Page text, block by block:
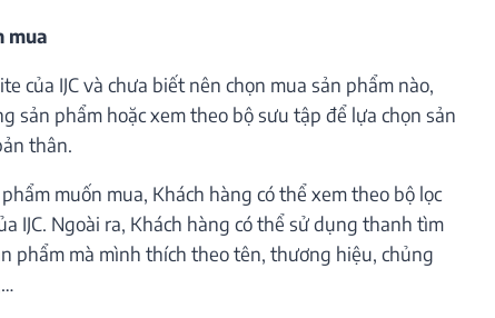
mua
của IJC và chưa biết nên chọn mua sản phẩm nào,
sản phẩm hoặc xem theo bộ sưu tập để lựa chọn sản
thân.
muốn mua, Khách hàng có thể xem theo bộ lọc
IJC. Ngoài ra, Khách hàng có thể sử dụng thanh tìm
phẩm mà mình thích theo tên, thương hiệu, chủng